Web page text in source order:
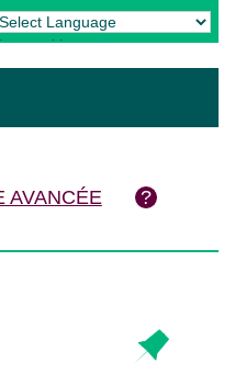
by Translate
AVANCÉE